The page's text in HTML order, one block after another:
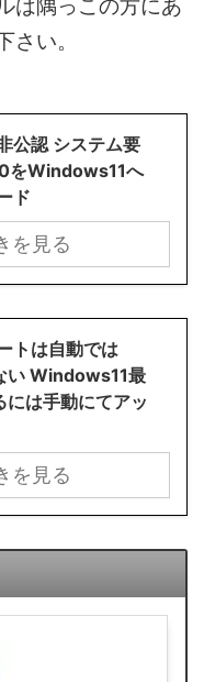
は隅っこの方にあ
い。
公認 システム要
をWindows11へ
ド
を見る
トは自動では
い Windows11最
は手動にてアッ
を見る